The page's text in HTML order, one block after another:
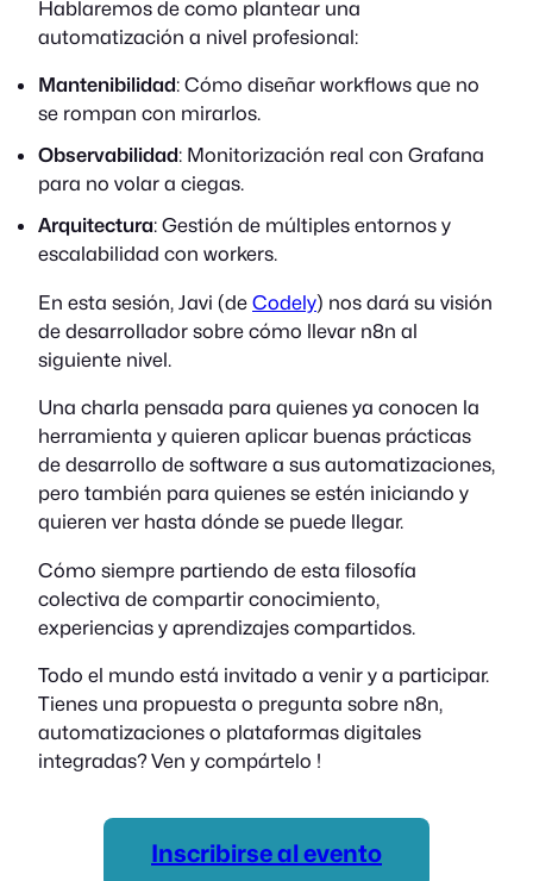
Hablaremos de como plantear una
automatización a nivel profesional:
Mantenibilidad: Cómo diseñar workflows que no
se rompan con mirarlos.
Observabilidad: Monitorización real con Grafana
para no volar a ciegas.
Arquitectura: Gestión de múltiples entornos y
escalabilidad con workers.
En esta sesión, Javi (de Codely) nos dará su visión
de desarrollador sobre cómo llevar n8n al
siguiente nivel.
​Una charla pensada para quienes ya conocen la
herramienta y quieren aplicar buenas prácticas
de desarrollo de software a sus automatizaciones,
pero también para quienes se estén iniciando y
quieren ver hasta dónde se puede llegar.
Cómo siempre partiendo de esta filosofía
colectiva de compartir conocimiento,
experiencias y aprendizajes compartidos.
Todo el mundo está invitado a venir y a participar.
Tienes una propuesta o pregunta sobre n8n,
automatizaciones o plataformas digitales
integradas? Ven y compártelo !
Inscribirse al evento